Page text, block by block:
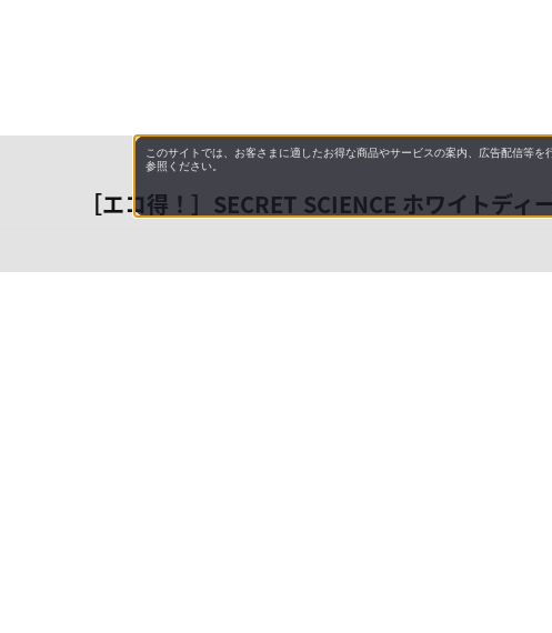
［エコ得！］SECRET SCIENCE ホワイトデ
このサイトでは、お客さまに適したお得な商品やサービスの案内、広告配信等
参照ください。